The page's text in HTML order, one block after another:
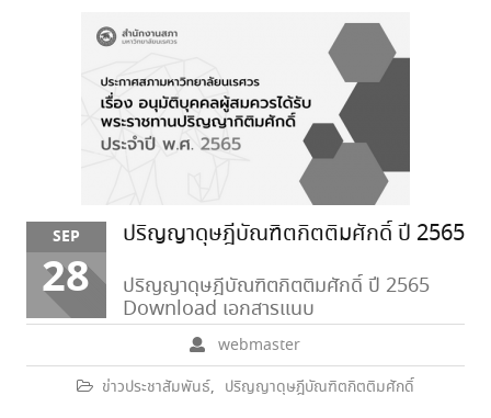
SEP
28
ปริญญาดุษฎีบัณฑิตกิตติมศักดิ์ ปี 2565
webmaster
ข่าวประชาสัมพันธ์, ปริญญาดุษฎีบัณฑิตกิตติมศักดิ์
ปริญญาดุษฎีบัณฑิตกิตติมศักดิ์ ปี 2565
Download เอกสารแนบ